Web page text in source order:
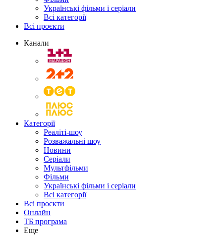
Українські фільми і серіали
Всі категорії
Всі проєкти
Канали
Категорії
Реаліті-шоу
Розважальні шоу
Новини
Серіали
Мультфільми
Фільми
Українські фільми і серіали
Всі категорії
Всі проєкти
Онлайн
ТБ програма
Еще